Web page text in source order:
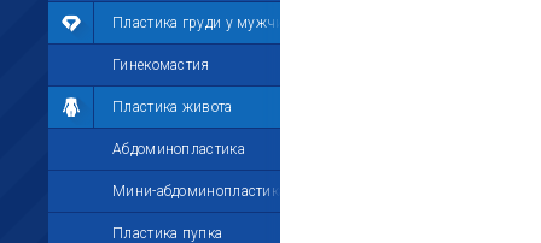
Пластика груди у мужчин
Гинекомастия
Пластика живота
Абдоминопластика
Мини-абдоминопластика
Пластика пупка